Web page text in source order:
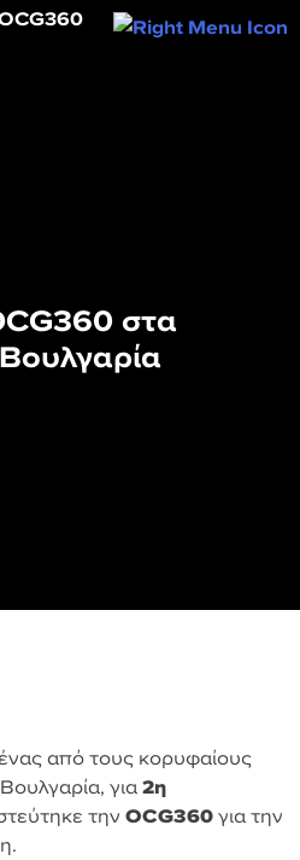
στα
από τους κορυφαίους
για2η
την OCG360για την